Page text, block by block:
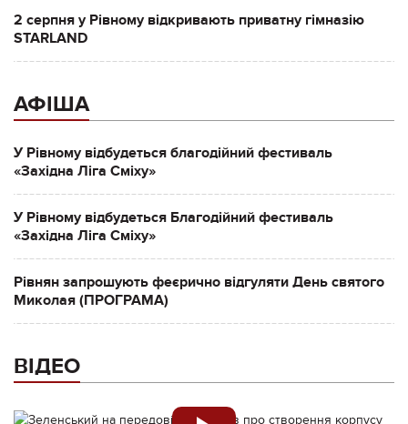
2 серпня у Рівному відкривають приватну гімназію
STARLAND
АФІША
У Рівному відбудеться благодійний фестиваль
«Західна Ліга Сміху»
У Рівному відбудеться Благодійний фестиваль
«Західна Ліга Сміху»
Рівнян запрошують феєрично відгуляти День святого
Миколая (ПРОГРАМА)
ВІДЕО